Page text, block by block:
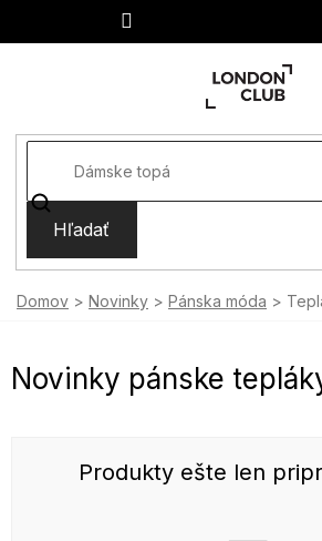
Hľadať
Domov Novinky Pánska móda
Novinky pánske
Produkty ešte len